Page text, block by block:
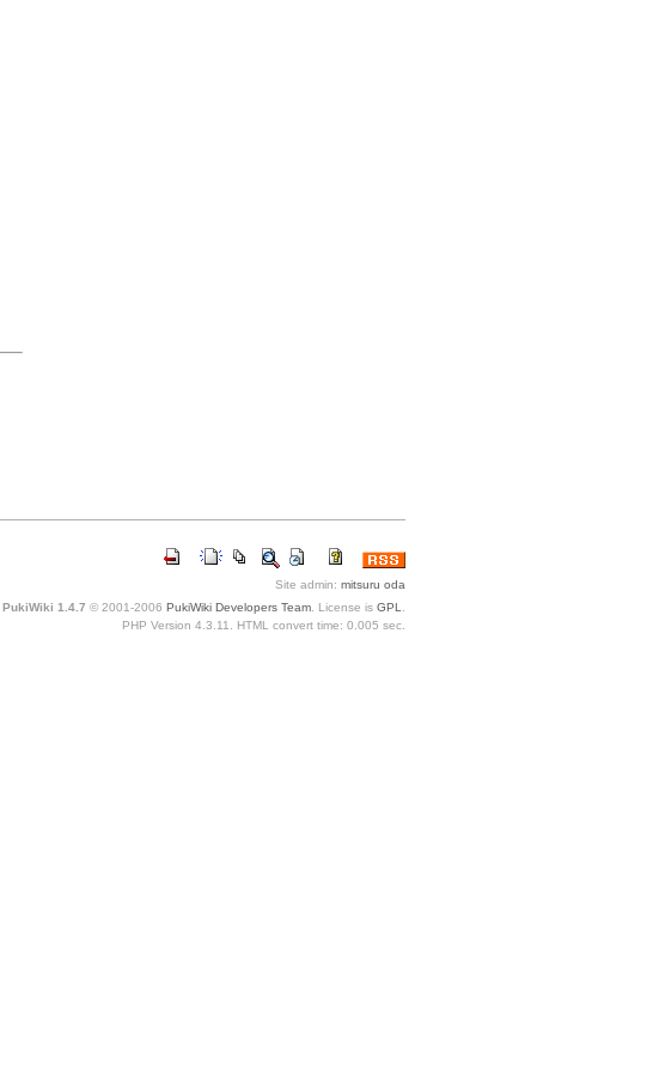
Site admin: mitsuru oda
PukiWiki 1.4.7 © 2001-2006 PukiWiki Developers Team . License is GPL
PHP Version 4.3.11. HTML convert time: 0.005 sec.